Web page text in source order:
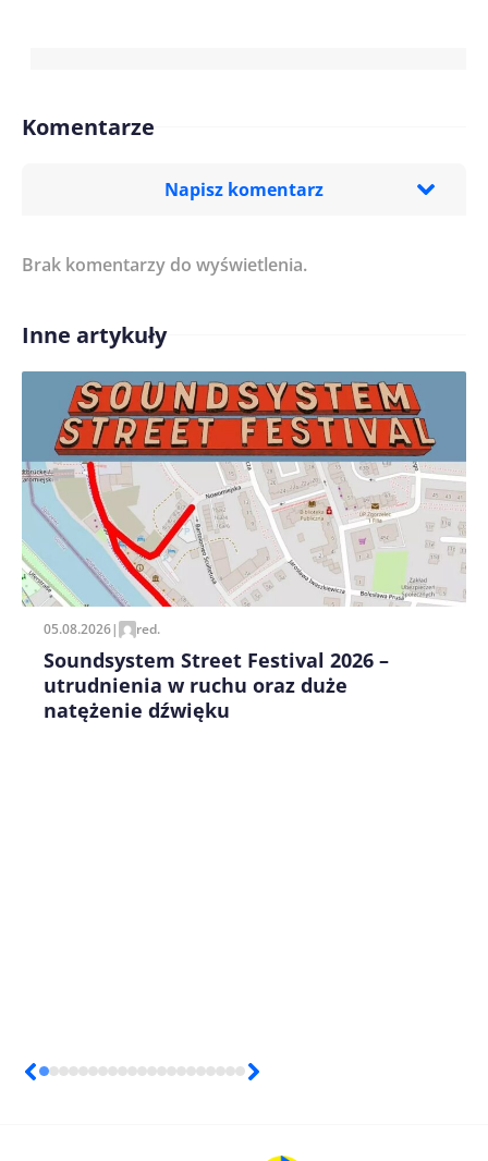
Komentarze
Napisz komentarz
Treść komentarza*
Imię/ Nick*
Zapamiętaj moje dane w tej przeglądarce podczas
pisania kolejnych komentarzy.
Brak komentarzy do wyświetlenia.
Inne artykuły
05.08.2026| red.
Soundsystem Street Festival 2026 –
utrudnienia w ruchu oraz duże
natężenie dźwięku